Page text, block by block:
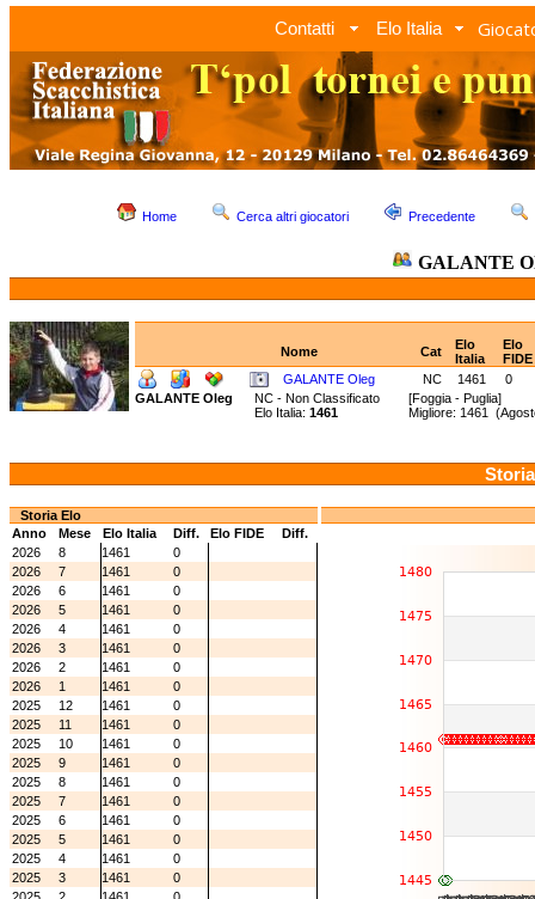
Contatti Elo Italia
Home Cerca altri giocatori Precedente
GALANTE
Nome Cat
Elo
Italia
Elo
FIDE
GALANTE Oleg
NC 1461
0
GALANTE Oleg
NC - Non Classificato [Foggia - Puglia]
Elo Italia: 1461 Migliore: 1461
Storia Elo
Anno
Mese Elo Italia Diff. Elo FIDE
Diff.
2026
8 1461
0
2026
7 1461
0
2026
6 1461
0
2026
5 1461
0
2026
4 1461
0
2026
3 1461
0
2026
2 1461
0
2026
1 1461
0
2025
12 1461
0
2025
11 1461
0
2025
10 1461
0
2025
9 1461
0
2025
8 1461
0
2025
7 1461
0
2025
6 1461
0
2025
5 1461
0
2025
4 1461
0
2025
3 1461
0